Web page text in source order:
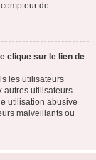
de
clique sur le lien de
les utilisateurs
autres utilisateurs
utilisation abusive
malveillants ou